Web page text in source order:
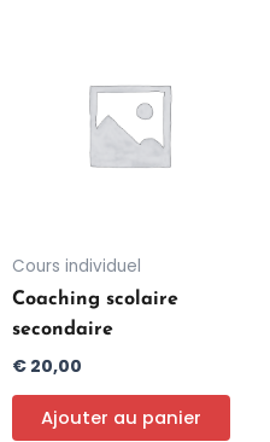
Cours individuel
Coaching scolaire
secondaire
€ 20,00
Ajouter au panier